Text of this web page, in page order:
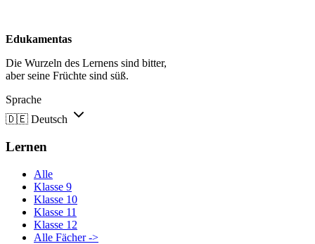
Edukamentas
Die Wurzeln des Lernens sind bitter,
aber seine Früchte sind süß.
Sprache
🇩🇪 Deutsch
Lernen
Alle
Klasse 9
Klasse 10
Klasse 11
Klasse 12
Alle Fächer ->